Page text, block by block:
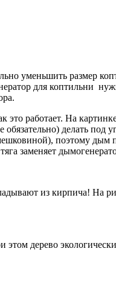
уменьшить размер
для коптильни
это работает. На
делать под
поэтому дым
заменяет
из кирпича! На
этом дерево